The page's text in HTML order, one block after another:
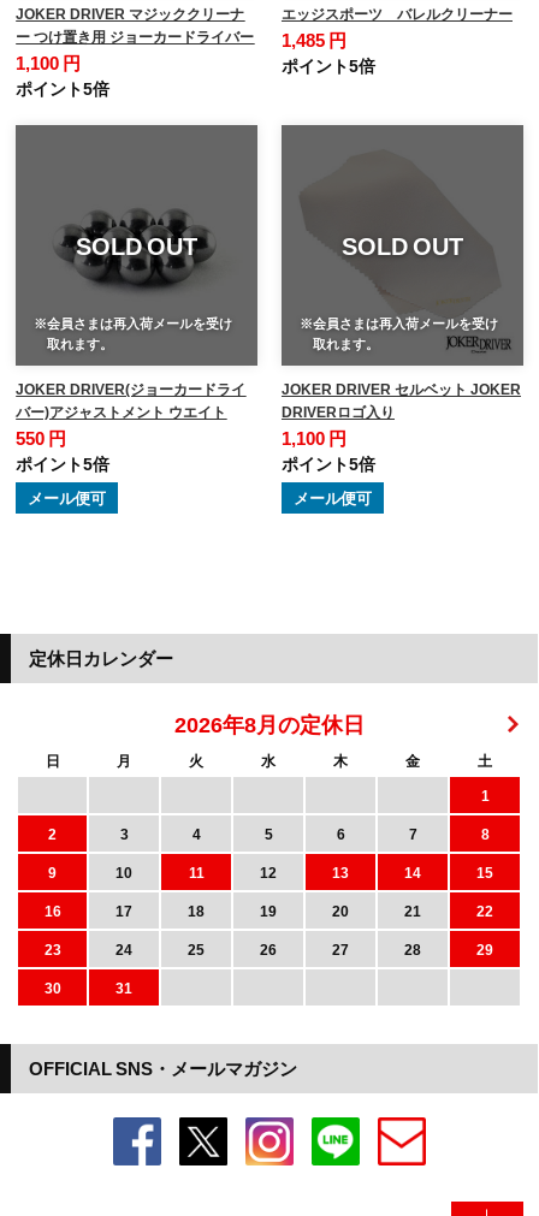
JOKER DRIVER マジッククリーナ
ー つけ置き用 ジョーカードライバー
1,100 円
ポイント5倍
エッジスポーツ バレルクリーナー
1,485 円
ポイント5倍
SOLD OUT
※会員さまは再入荷メールを受け
取れます。
JOKER DRIVER(ジョーカードライ
バー)アジャストメント ウエイト
550 円
ポイント5倍
メール便可
SOLD OUT
※会員さまは再入荷メールを受け
取れます。
JOKER DRIVER セルベット JOKER
DRIVERロゴ入り
1,100 円
ポイント5倍
メール便可
OFFICIAL SNS・メールマガジン
定休日カレンダー
2026年8月の定休日
日 月 火 水 木 金
土
1
2
3 4 5 6 7
8
9
10 11 12 13 14
15
16
17 18 19 20 21
22
23
24 25 26 27 28
29
30
31